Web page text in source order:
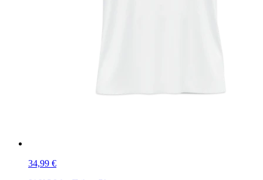
34,99 €